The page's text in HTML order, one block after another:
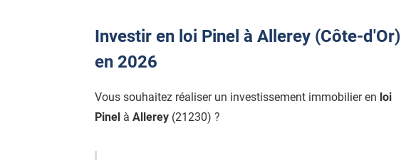
Investir en loi Pinel à Allerey (Côte-d'Or)
en 2026
Vous souhaitez réaliser un investissement immobilier en loi
Pinel à Allerey (21230) ?